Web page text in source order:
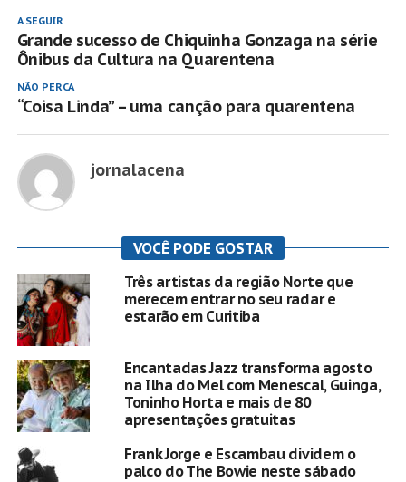
A SEGUIR
Grande sucesso de Chiquinha Gonzaga na série
Ônibus da Cultura na Quarentena
NÃO PERCA
“Coisa Linda” – uma canção para quarentena
jornalacena
VOCÊ PODE GOSTAR
Três artistas da região Norte que
merecem entrar no seu radar e
estarão em Curitiba
Encantadas Jazz transforma agosto
na Ilha do Mel com Menescal, Guinga,
Toninho Horta e mais de 80
apresentações gratuitas
Frank Jorge e Escambau dividem o
palco do The Bowie neste sábado